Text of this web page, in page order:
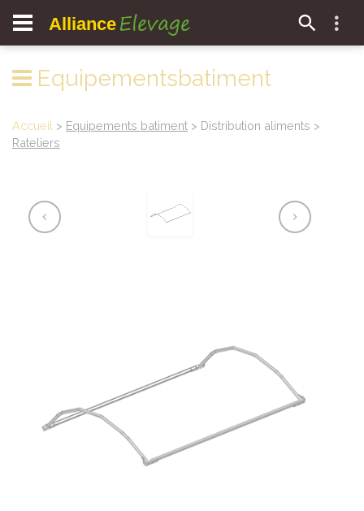
Alliance Elevage
Equipementsbatiment
Accueil > Equipements batiment > Distribution aliments >
Rateliers